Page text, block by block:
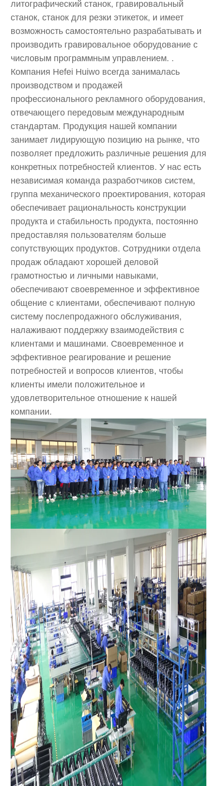
литографический станок, гравировальный
станок, станок для резки этикеток, и имеет
возможность самостоятельно разрабатывать и
производить гравировальное оборудование с
числовым программным управлением. .
Компания Hefei Huiwo всегда занималась
производством и продажей
профессионального рекламного оборудования,
отвечающего передовым международным
стандартам. Продукция нашей компании
занимает лидирующую позицию на рынке, что
позволяет предложить различные решения для
конкретных потребностей клиентов. У нас есть
независимая команда разработчиков систем,
группа механического проектирования, которая
обеспечивает рациональность конструкции
продукта и стабильность продукта, постоянно
предоставляя пользователям больше
сопутствующих продуктов. Сотрудники отдела
продаж обладают хорошей деловой
грамотностью и личными навыками,
обеспечивают своевременное и эффективное
общение с клиентами, обеспечивают полную
систему послепродажного обслуживания,
налаживают поддержку взаимодействия с
клиентами и машинами. Своевременное и
эффективное реагирование и решение
потребностей и вопросов клиентов, чтобы
клиенты имели положительное и
удовлетворительное отношение к нашей
компании.